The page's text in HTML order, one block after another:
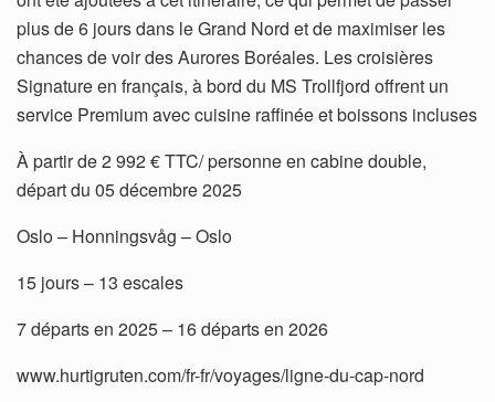
plus de 6 jours dans le Grand Nord et de maximiser les
chances de voir des Aurores Boréales. Les croisières
Signature en français, à bord du MS Trollfjord offrent un
service Premium avec cuisine raffinée et boissons incluses
À partir de 2 992 € TTC/ personne en cabine double,
départ du 05 décembre 2025
Oslo – Honningsvåg – Oslo
15 jours – 13 escales
7 départs en 2025 – 16 départs en 2026
www.hurtigruten.com/fr-fr/voyages/ligne-du-cap-nord